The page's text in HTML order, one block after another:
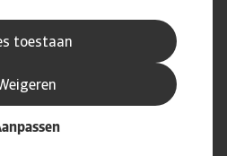
van uw gebruik van hun
toestaan
Juridische informatie